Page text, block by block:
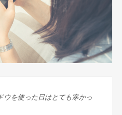
ウを使った日はとても寒かっ